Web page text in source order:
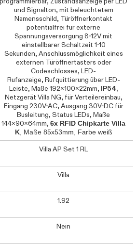
und Signalton, mit beleuchtetem
Namensschild, Türöffnerkontakt
potentialfrei für externe
Spannungsversorgung 8-12V mit
einstellbarer Schaltzeit 1-10
Sekunden, Anschlussmöglichkeit eines
externen Türöffnertasters oder
Codeschlosses, LED-
Rufanzeige, Rufquittierung über LED-
Leiste, Maße 192x100x22mm, IP54,
Netzgerät Villa NG, für Verteilereinbau,
Eingang 230V-AC, Ausgang 30V-DC für
Busleitung, Status LEDs, Maße
144x90x64mm,6x RFID Chipkarte Villa
K, Maße 85x53mm, Farbe weiß
Villa AP Set 1 RL
Villa
1.92
Nein